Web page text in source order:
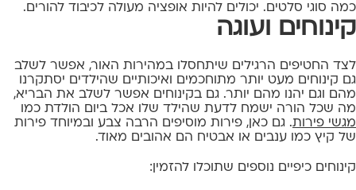
כמה סוגי סלטים. יכולים להיות אופציה מעולה לכיבוד להורים.
קינוחים ועוגה
לצד החטיפים הרגילים שיתחסלו במהירות האור, אפשר לשלב
גם קינוחים מעט יותר מתוחכמים ואיכותיים שהילדים יסתקרנו
מהם וגם יהנו מהם יותר. גם בקינוחים אפשר לשלב את הבריא,
מה שכל הורה ישמח לדעת שהילד שלו אכל ביום הולדת כמו
מגשי פירות. גם כאן, פירות מוסיפים הרבה צבע ובמיוחד פירות
של קיץ כמו ענבים או אבטיח הם אהובים מאוד.
קינוחים כיפיים נוספים שתוכלו להזמין: